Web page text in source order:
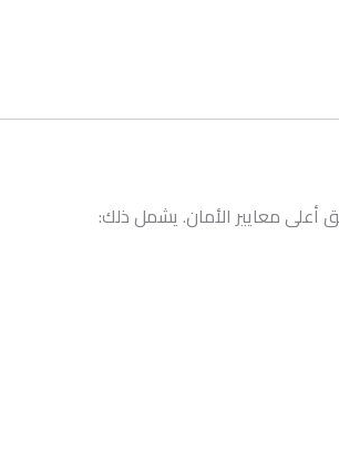
أعلى معايير الأمان. يشمل ذلك: